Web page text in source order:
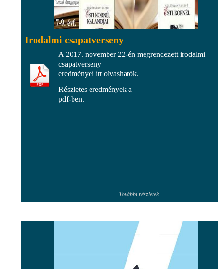
Irodalmi csapatverseny
A 2017. november 22-én megrendezett irodalmi
csapatverseny
eredményei itt olvashatók.
Részletes eredmények a
pdf-ben.
További részletek